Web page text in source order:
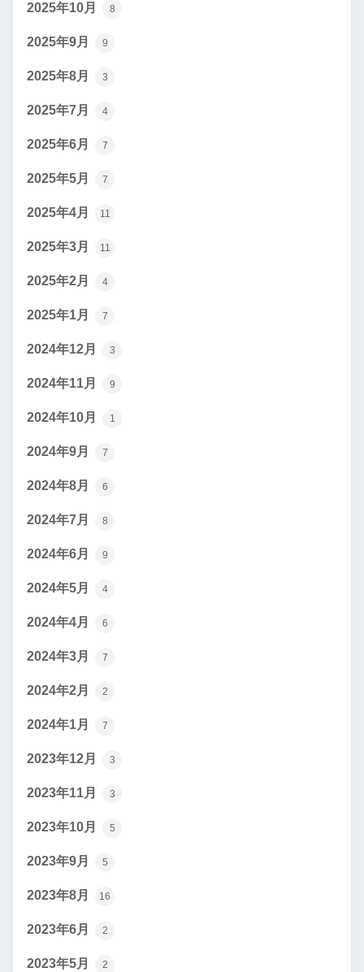
2025年10月 8
2025年9月 9
2025年8月 3
2025年7月 4
2025年6月 7
2025年5月 7
2025年4月 11
2025年3月 11
2025年2月 4
2025年1月 7
2024年12月 3
2024年11月 9
2024年10月 1
2024年9月 7
2024年8月 6
2024年7月 8
2024年6月 9
2024年5月 4
2024年4月 6
2024年3月 7
2024年2月 2
2024年1月 7
2023年12月 3
2023年11月 3
2023年10月 5
2023年9月 5
2023年8月 16
2023年6月 2
2023年5月 2